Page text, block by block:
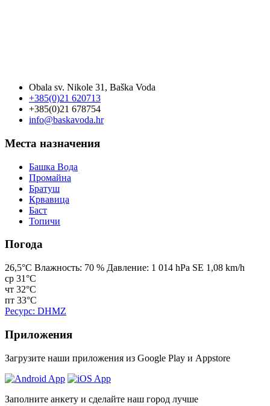
Obala sv. Nikole 31, Baška Voda
+385(0)21 620713
+385(0)21 678754
info@baskavoda.hr
Места назначения
Башка Bода
Промайна
Братуш
Крвавица
Баст
Топичи
Погода
26,5°C Bлажность: 70 % Давление: 1 014 hPa SE 1,08 km/h
ср 31°C
чт 32°C
пт 33°C
Ресурс: DHMZ
Приложения
Загрузите наши приложения из Google Play и Appstore
Заполните анкету и сделайте наш город лучше